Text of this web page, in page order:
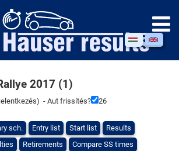
2017 (1)
) - Aut frissítés? 25
sch. Entry list Start list
Results
Retirements
Compare SS times